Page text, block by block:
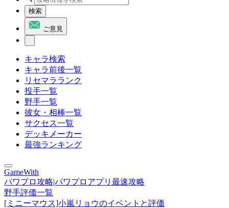
検索
ご意見
キャラ検索
キャラ前後一覧
リセマラランク
投手一覧
野手一覧
彼女・相棒一覧
サクセス一覧
デッキメーカー
最強ランキング
GameWith
パワプロ攻略|パワプロアプリ最速攻略
野手評価一覧
[ミニーマウス]小嵐リョウのイベントと評価